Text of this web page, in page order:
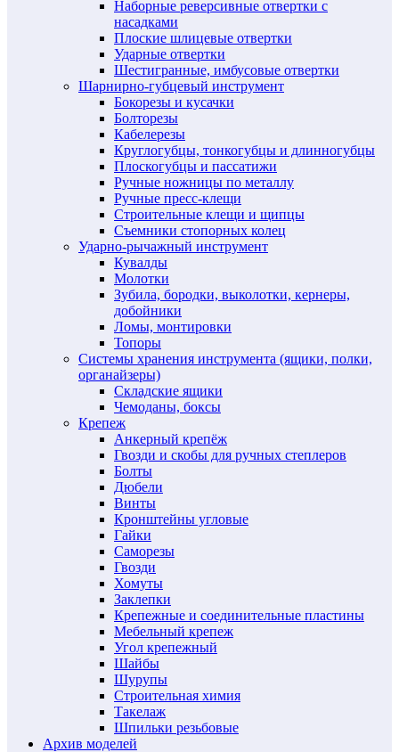
Наборные реверсивные отвертки с
насадками
Плоские шлицевые отвертки
Ударные отвертки
Шестигранные, имбусовые отвертки
Шарнирно-губцевый инструмент
Бокорезы и кусачки
Болторезы
Кабелерезы
Круглогубцы, тонкогубцы и длинногубцы
Плоскогубцы и пассатижи
Ручные ножницы по металлу
Ручные пресс-клещи
Строительные клещи и щипцы
Съемники стопорных колец
Ударно-рычажный инструмент
Кувалды
Молотки
Зубила, бородки, выколотки, кернеры,
добойники
Ломы, монтировки
Топоры
Системы хранения инструмента (ящики, полки,
органайзеры)
Складские ящики
Чемоданы, боксы
Крепеж
Анкерный крепёж
Гвозди и скобы для ручных степлеров
Болты
Дюбели
Винты
Кронштейны угловые
Гайки
Саморезы
Гвозди
Хомуты
Заклепки
Крепежные и соединительные пластины
Мебельный крепеж
Угол крепежный
Шайбы
Шурупы
Строительная химия
Такелаж
Шпильки резьбовые
Архив моделей